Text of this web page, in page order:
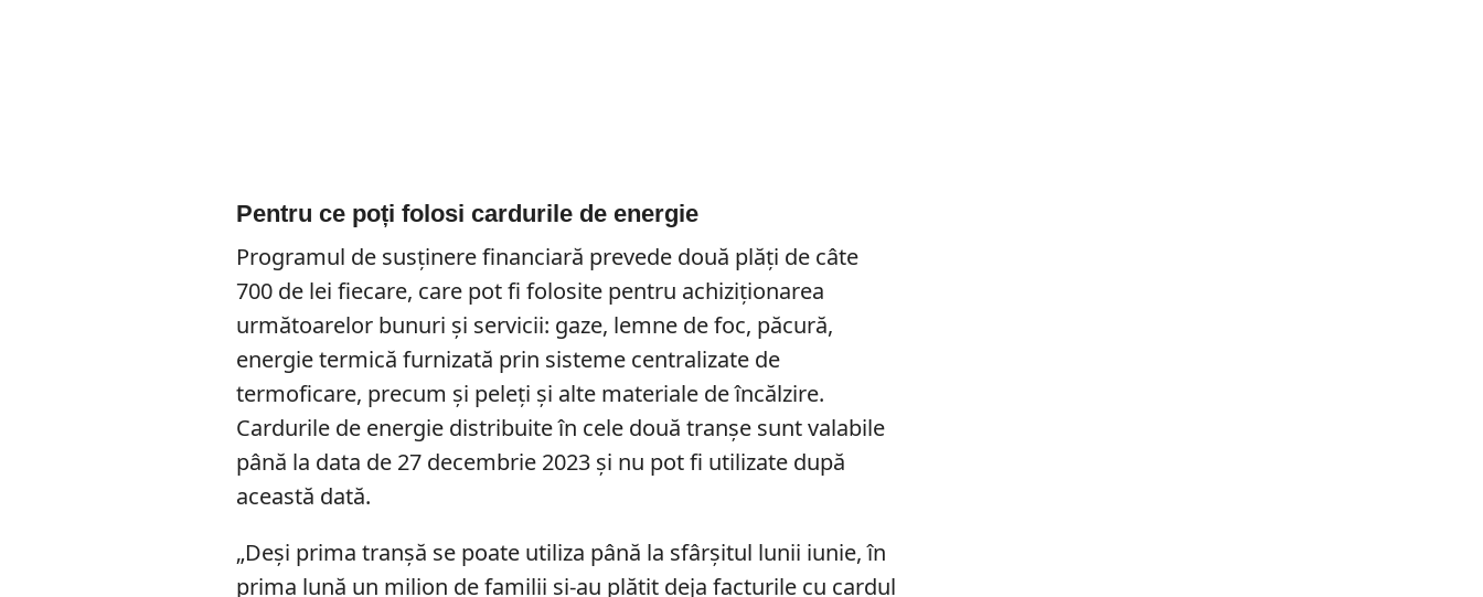
Pentru ce poți folosi cardurile de energie
Programul de susținere financiară prevede două plăți de câte
700 de lei fiecare, care pot fi folosite pentru achiziționarea
următoarelor bunuri și servicii: gaze, lemne de foc, păcură,
energie termică furnizată prin sisteme centralizate de
termoficare, precum și peleți și alte materiale de încălzire.
Cardurile de energie distribuite în cele două tranșe sunt valabile
până la data de 27 decembrie 2023 și nu pot fi utilizate după
această dată.
„Deși prima tranșă se poate utiliza până la sfârșitul lunii iunie, în
prima lună un milion de familii și-au plătit deja facturile cu cardul